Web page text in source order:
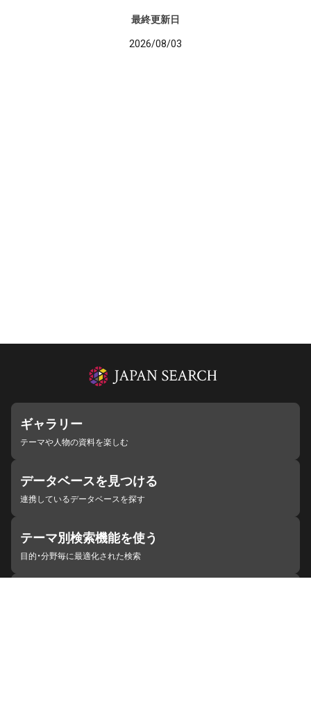
最終更新日
2026/08/03
ギャラリー
テーマや人物の資料を楽しむ
データベースを見つける
連携しているデータベースを探す
テーマ別検索機能を使う
目的・分野毎に最適化された検索